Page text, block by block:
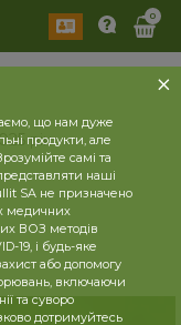
0
рік
що нам дуже
продукти, але
самі та
наші
SA не призначено
медичних
ВОЗ методів
19, і будь-яке
або допомогу
включаючи
та суворо
дотримуйтесь